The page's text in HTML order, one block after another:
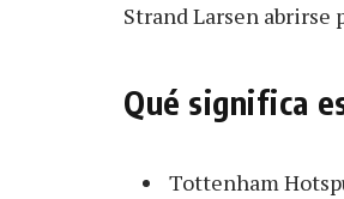
Strand Larsen abrirse
Qué significa
Tottenham